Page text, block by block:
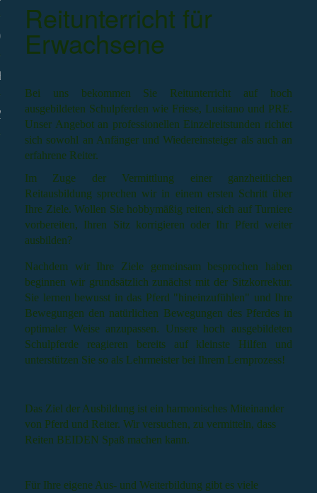
Reitunterricht für
Erwachsene
Bei uns bekommen Sie Reitunterricht auf hoch
ausgebildeten Schulpferden wie Friese, Lusitano und PRE.
Unser Angebot an professionellen Einzelreitstunden richtet
sich sowohl an Anfänger und Wiedereinsteiger als auch an
erfahrene Reiter.
Im Zuge der Vermittlung einer ganzheitlichen
Reitausbildung sprechen wir in einem ersten Schritt über
Ihre Ziele. Wollen Sie hobbymäßig reiten, sich auf Turniere
vorbereiten, Ihren Sitz korrigieren oder Ihr Pferd weiter
ausbilden?
Nachdem wir Ihre Ziele gemeinsam besprochen haben
beginnen wir grundsätzlich zunächst mit der Sitzkorrektur.
Sie lernen bewusst in das Pferd "hineinzufühlen" und Ihre
Bewegungen den natürlichen Bewegungen des Pferdes in
optimaler Weise anzupassen. Unsere hoch ausgebildeten
Schulpferde reagieren bereits auf kleinste Hilfen und
unterstützen Sie so als Lehrmeister bei Ihrem Lernprozess!
Das Ziel der Ausbildung ist ein harmonisches Miteinander
von Pferd und Reiter. Wir versuchen, zu vermitteln, dass
Reiten BEIDEN Spaß machen kann.
Für Ihre eigene Aus- und Weiterbildung gibt es viele